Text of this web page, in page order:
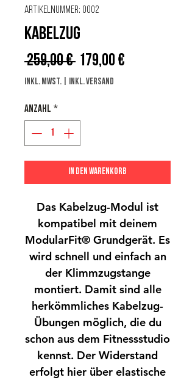
Artikelnummer: 0002
KABELZUG
259,00 € Standardpreis
179,00 €
inkl. MwSt. inkl. Versand
Anzahl *
In den Warenkorb
Das Kabelzug-Modul ist
kompatibel mit deinem
ModularFit® Grundgerät. Es
wird schnell und einfach an
der Klimmzugstange
montiert. Damit sind alle
herkömmliches Kabelzug-
Übungen möglich, die du
schon aus dem Fitnessstudio
kennst. Der Widerstand
erfolgt hier über elastische